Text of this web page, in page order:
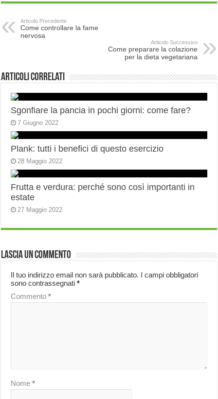
Articolo Precedente
Come controllare la fame
nervosa
Articolo Successivo
Come preparare la colazione
per la dieta vegetariana
Articoli correlati
Sgonfiare la pancia in pochi giorni: come fare?
7 Giugno 2022
Plank: tutti i benefici di questo esercizio
28 Maggio 2022
Frutta e verdura: perché sono così importanti in
estate
27 Maggio 2022
Lascia un commento
Il tuo indirizzo email non sarà pubblicato. I campi obbligatori
sono contrassegnati*
Commento*
Nome*